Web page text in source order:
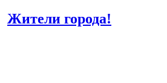
Жители города!